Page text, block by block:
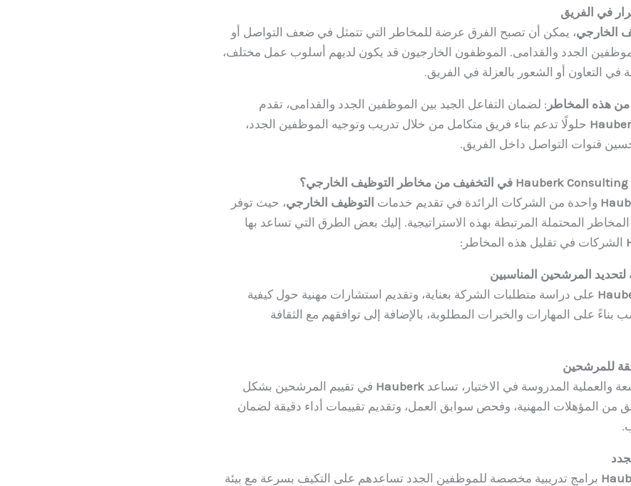
في الفريق
الخارجي، يمكن أن تصبح الفرق عرضة للمخاطر التي تتمثل في ضعف التواصل أو
الموظفين الجدد والقدامى. الموظفون الخارجيون قد يكون لديهم أسلوب عمل مختلف،
التعاون أو الشعور بالعزلة في الفريق.
من هذه المخاطر : لضمان التفاعل الجيد بين الموظفين الجدد والقدامى، تقدم
حلولًا تدعم بناء فريق متكامل من خلال تدريب وتوجيه الموظفين الجدد،
قنوات التواصل داخل الفريق.
واحدة من الشركات الرائدة في تقديم خدمات التوظيف الخارجي، حيث توفر
المحتملة المرتبطة بهذه الاستراتيجية. إليك بعض الطرق التي تساعد بها
الشركات في تقليل هذه المخاطر:
المرشحين المناسبين
على دراسة متطلبات الشركة بعناية، وتقديم استشارات مهنية حول كيفية
بناءً على المهارات والخبرات المطلوبة، بالإضافة إلى توافقهم مع الثقافة
للمرشحين
والعملية المدروسة في الاختيار، تساعد Hauberk في تقييم المرشحين بشكل
من المؤهلات المهنية، وفحص سوابق العمل، وتقديم تقييمات أداء دقيقة لضمان
برامج تدريبية مخصصة للموظفين الجدد تساعدهم على التكيف بسرعة مع بيئة